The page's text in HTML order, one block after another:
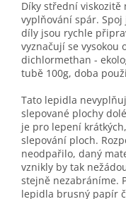
Díky střední viskozitě
vyplňování spár.
díly jsou rychle
vyznačují se vysokou
dichlormethan -
tubě 100g, doba
Tato lepidla
slepované plochy
je pro lepení
slepování ploch.
neodpařilo, daný
vznikly by tak
stejně nezabráníme.
lepidla brusný papír